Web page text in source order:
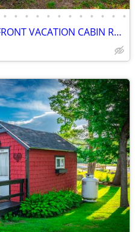
• • • • • • • • • • • •
SPRING & SUMMER WATERFRONT VACATION CABIN RENTALS in ROXBURY MAINE